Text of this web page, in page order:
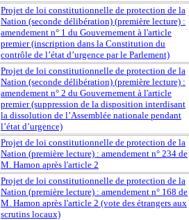
Projet de loi constitutionnelle de protection de la
Nation (seconde délibération) (première lecture) :
amendement n° 1 du Gouvernement à l'article
premier (inscription dans la Constitution du
contrôle de l’état d’urgence par le Parlement)
Projet de loi constitutionnelle de protection de la
Nation (seconde délibération) (première lecture) :
amendement n° 2 du Gouvernement à l'article
premier (suppression de la disposition interdisant
la dissolution de l’Assemblée nationale pendant
l’état d’urgence)
Projet de loi constitutionnelle de protection de la
Nation (première lecture) : amendement n° 234 de
M. Hamon après l'article 2
Projet de loi constitutionnelle de protection de la
Nation (première lecture) : amendement n° 168 de
M. Hamon après l'article 2 (vote des étrangers aux
scrutins locaux)